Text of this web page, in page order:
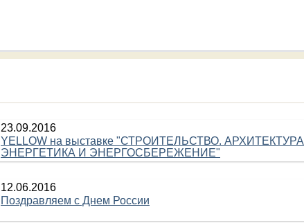
23.09.2016
YELLOW на выставке "СТРОИТЕЛЬСТВО. АРХИТЕКТУРА
ЭНЕРГЕТИКА И ЭНЕРГОСБЕРЕЖЕНИЕ"
12.06.2016
Поздравляем с Днем России